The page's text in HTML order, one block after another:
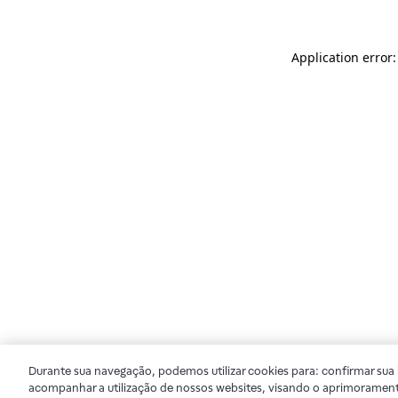
Application
Durante sua navegação, podemos utilizar cookies para: confirmar
acompanhar a utilização de nossos websites, visando o